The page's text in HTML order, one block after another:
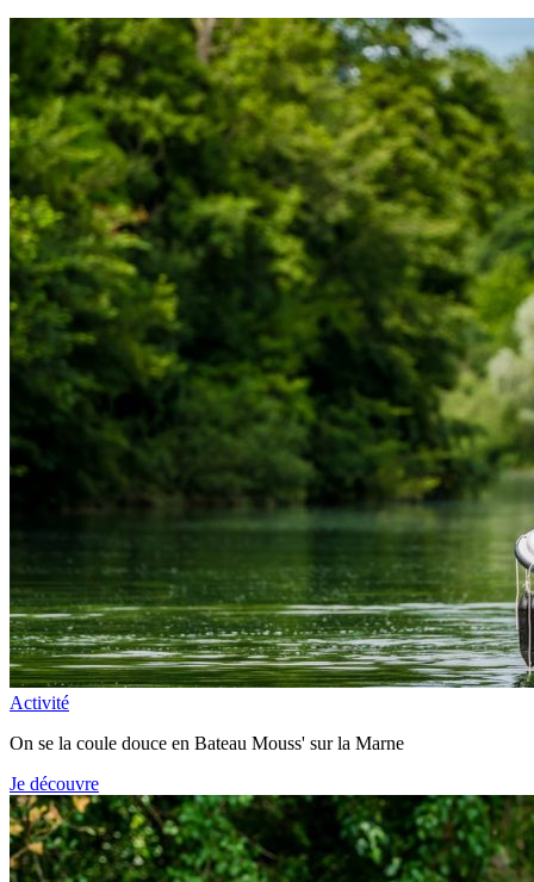
Activité
On se la coule douce en Bateau Mouss' sur la Marne
Je découvre